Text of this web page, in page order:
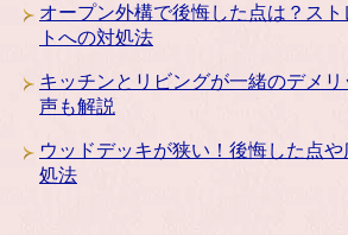
オープン外構で後悔した点は？ス
トへの対処法
キッチンとリビングが一緒のデメ
声も解説
ウッドデッキが狭い！後悔した点
処法